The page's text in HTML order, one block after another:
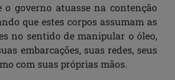
o governo atuasse na contenção
que estes corpos assumam as
no sentido de manipular o óleo,
embarcações, suas redes, seus
com suas próprias mãos.